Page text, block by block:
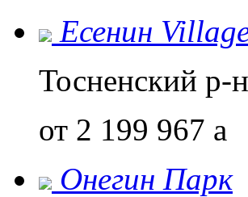
Есенин
Тосненский р-н
от 2 199 967 a
Онегин Парк